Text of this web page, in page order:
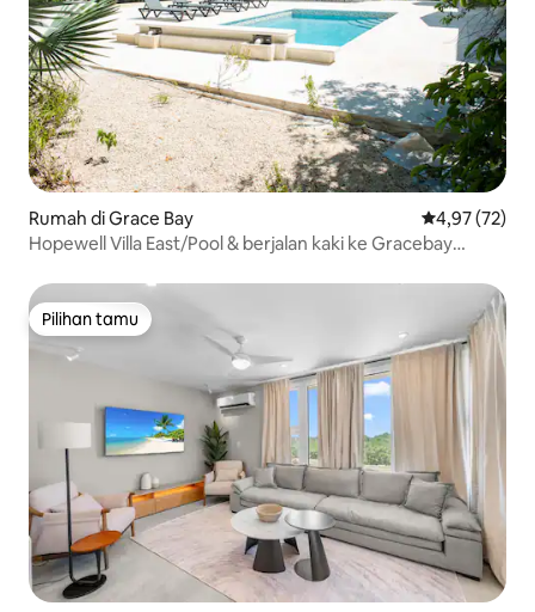
Rumah di Grace Bay Nilai rata-rata
4,97 (72)
Hopewell Villa East/Pool & berjalan kaki ke Gracebay
Pilihan tamu
Pilihan tamu